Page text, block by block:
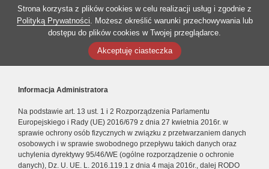
Strona korzysta z plików cookies w celu realizacji usług i zgodnie z
Polityką Prywatności. Możesz określić warunki przechowywania lub
dostępu do plików cookies w Twojej przeglądarce.
Akceptuję ciasteczka
Informacja Administratora
Na podstawie art. 13 ust. 1 i 2 Rozporządzenia Parlamentu
Europejskiego i Rady (UE) 2016/679 z dnia 27 kwietnia 2016r. w
sprawie ochrony osób fizycznych w związku z przetwarzaniem danych
osobowych i w sprawie swobodnego przepływu takich danych oraz
uchylenia dyrektywy 95/46/WE (ogólne rozporządzenie o ochronie
danych), Dz. U. UE. L. 2016.119.1 z dnia 4 maja 2016r., dalej RODO